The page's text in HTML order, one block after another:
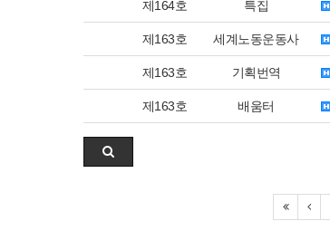
제164호 특집
제163호 세계노동운동사
제163호 기획번역
제163호 배움터